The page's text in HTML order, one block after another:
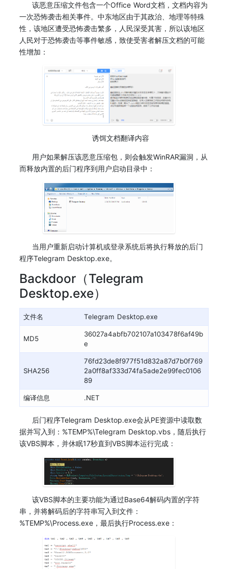
该恶意压缩文件包含一个Office Word文档，文档内容为
一次恐怖袭击相关事件。中东地区由于其政治、地理等特殊
性，该地区遭受恐怖袭击繁多，人民深受其害，所以该地区
人民对于恐怖袭击等事件敏感，致使受害者解压文档的可能
性增加：
诱饵文档翻译内容
用户如果解压该恶意压缩包，则会触发WinRAR漏洞，从
而释放内置的后门程序到用户启动目录中：
当用户重新启动计算机或登录系统后将执行释放的后门
程序Telegram Desktop.exe。
Backdoor（Telegram
Desktop.exe）
文件名 Telegram Desktop.exe
MD5
36027a4abfb702107a103478f6af49b
e
SHA256
76fd23de8f977f51d832a87d7b0f769
2a0ff8af333d74fa5ade2e99fec0106
89
编译信息 .NET
后门程序Telegram Desktop.exe会从PE资源中读取数
据并写入到：%TEMP%\Telegram Desktop.vbs，随后执行
该VBS脚本，并休眠17秒直到VBS脚本运行完成：
该VBS脚本的主要功能为通过Base64解码内置的字符
串，并将解码后的字符串写入到文件：
%TEMP%\Process.exe，最后执行Process.exe：